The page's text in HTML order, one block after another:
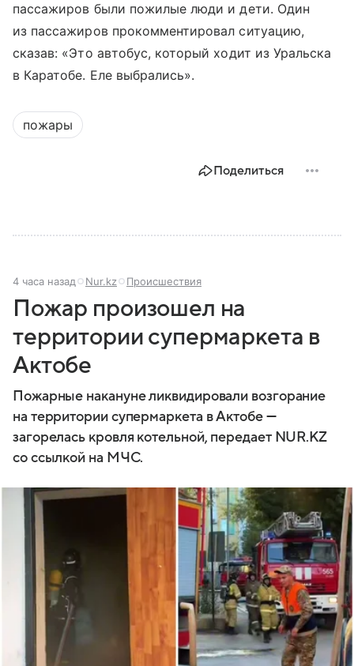
пассажиров были пожилые люди и дети. Один
из пассажиров прокомментировал ситуацию,
сказав: «Это автобус, который ходит из Уральска
в Каратобе. Еле выбрались».
пожары
Поделиться
4 часа назад Nur.kz Происшествия
Пожар произошел на
территории супермаркета в
Актобе
Пожарные накануне ликвидировали возгорание
на территории супермаркета в Актобе —
загорелась кровля котельной, передает NUR.KZ
со ссылкой на МЧС.